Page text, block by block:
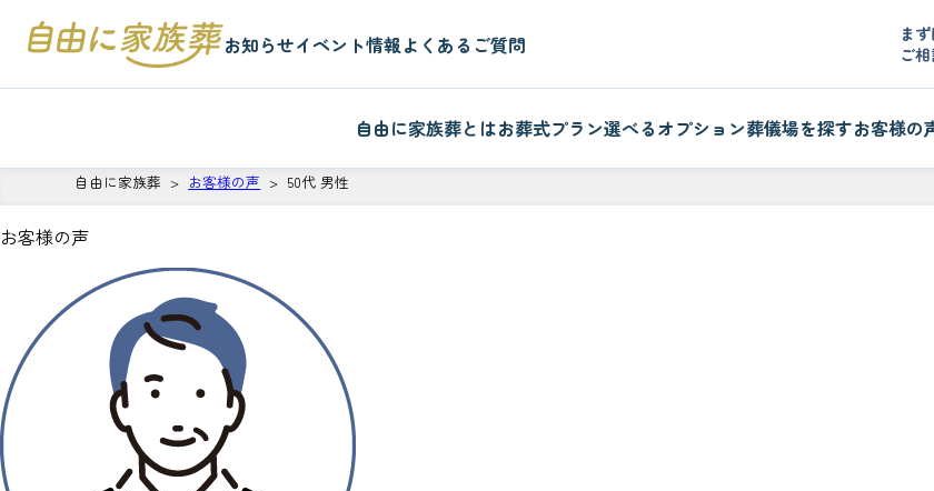
お知らせイベント情報よくあるご質問
ま
ご
自由に家族葬とはお葬式プラン選べるオプション葬儀場を探すお客様の
自由に家族葬 お客様の声 50代 男性
お客様の声